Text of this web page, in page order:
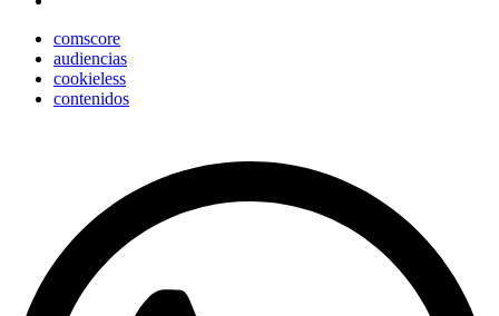
comscore
audiencias
cookieless
contenidos